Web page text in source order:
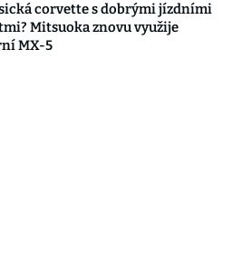
corvette s dobrými jízdními
Mitsuoka znovu využije
MX-5